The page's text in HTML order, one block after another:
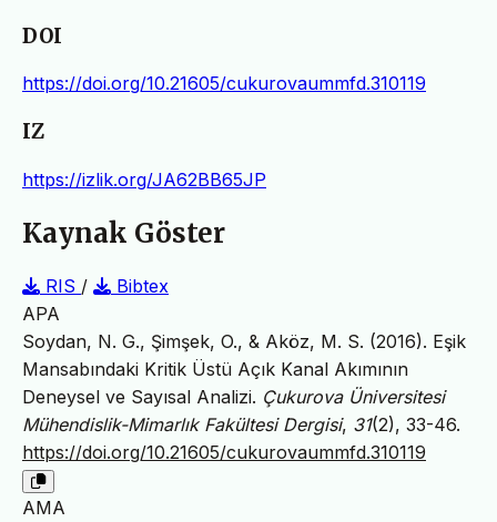
DOI
https://doi.org/10.21605/cukurovaummfd.310119
IZ
https://izlik.org/JA62BB65JP
Kaynak Göster
RIS /
Bibtex
APA
Soydan, N. G., Şimşek, O., & Aköz, M. S. (2016). Eşik
Mansabındaki Kritik Üstü Açık Kanal Akımının
Deneysel ve Sayısal Analizi. Çukurova Üniversitesi
Mühendislik-Mimarlık Fakültesi Dergisi, 31(2), 33-46.
https://doi.org/10.21605/cukurovaummfd.310119
AMA